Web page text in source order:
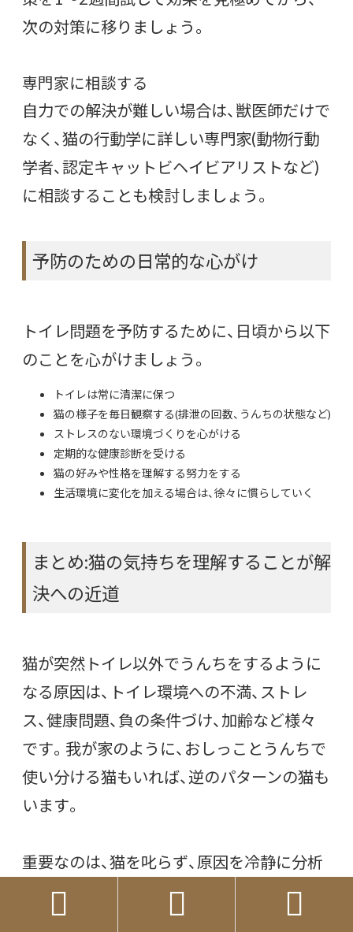
次の対策に移りましょう。
専門家に相談する
自力での解決が難しい場合は、獣医師だけで
なく、猫の行動学に詳しい専門家(動物行動
学者、認定キャットビヘイビアリストなど)
に相談することも検討しましょう。
予防のための日常的な心がけ
トイレ問題を予防するために、日頃から以下
のことを心がけましょう。
トイレは常に清潔に保つ
猫の様子を毎日観察する(排泄の回数、うんちの状態など)
ストレスのない環境づくりを心がける
定期的な健康診断を受ける
猫の好みや性格を理解する努力をする
生活環境に変化を加える場合は、徐々に慣らしていく
まとめ:猫の気持ちを理解することが解
決への近道
猫が突然トイレ以外でうんちをするように
なる原因は、トイレ環境への不満、ストレ
ス、健康問題、負の条件づけ、加齢など様々
です。我が家のように、おしっことうんちで
使い分ける猫もいれば、逆のパターンの猫も
います。
重要なのは、猫を叱らず、原因を冷静に分析
し、適切な対策を根気強く続けることです。
トイレの数やサイズ、猫砂の種類、設置場所
  